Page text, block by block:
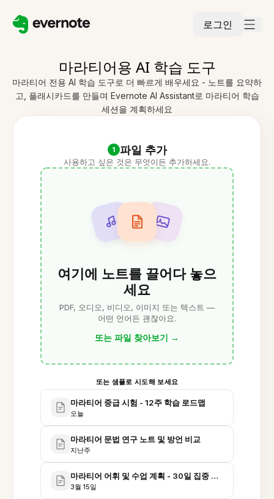
로그인
마라티어용 AI 학습 도구
마라티어 전용 AI 학습 도구로 더 빠르게 배우세요 - 노트를 요약하
고, 플래시카드를 만들며 Evernote AI Assistant로 마라티어 학습
세션을 계획하세요
1 파일 추가
사용하고 싶은 것은 무엇이든 추가하세요.
여기에 노트를 끌어다 놓으
세요
PDF, 오디오, 비디오, 이미지 또는 텍스트 —
어떤 언어든 괜찮아요.
또는 파일 찾아보기 →
또는 샘플로 시도해 보세요
마라티어 중급 시험 - 12주 학습 로드맵
오늘
마라티어 문법 연구 노트 및 방언 비교
지난주
마라티어 어휘 및 수업 계획 - 30일 집중 과정
3월 15일